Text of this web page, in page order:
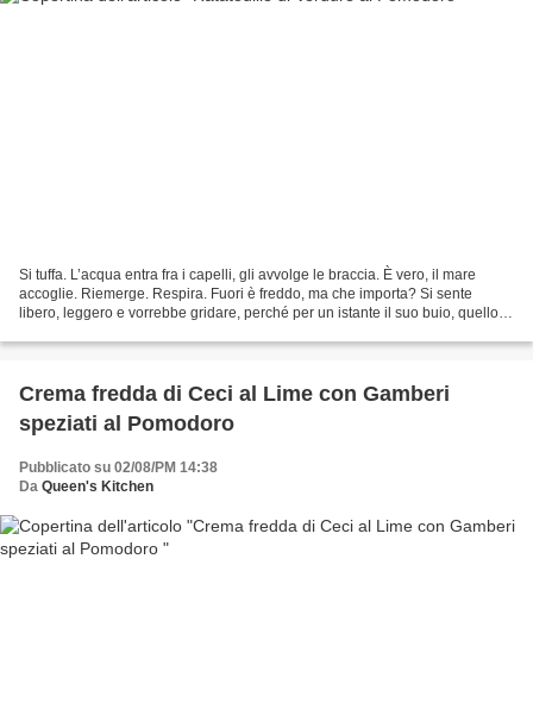
Si tuffa. L’acqua entra fra i capelli, gli avvolge le braccia. È vero, il mare
accoglie. Riemerge. Respira. Fuori è freddo, ma che importa? Si sente
libero, leggero e vorrebbe gridare, perché per un istante il suo buio, quello
Crema fredda di Ceci al Lime con Gamberi
speziati al Pomodoro
Pubblicato su 02/08/PM 14:38
Da Queen's Kitchen